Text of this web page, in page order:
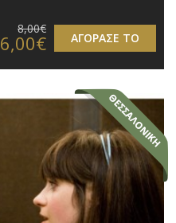
ΑΓΟΡΑΣΕ ΤΟ
8,00€
6,00€